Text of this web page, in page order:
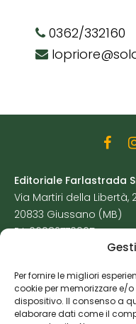
Per fornire le migliori
cookie per memorizzare e/
dispositivo. Il consenso a
elaborare dati come il
0362/332160
Editoriale Farlastrada
Via Martiri della Libertà,
20833 Giussano (MB)
P.I. 06982770965
Cookie Policy
Risorse Aggiuntive